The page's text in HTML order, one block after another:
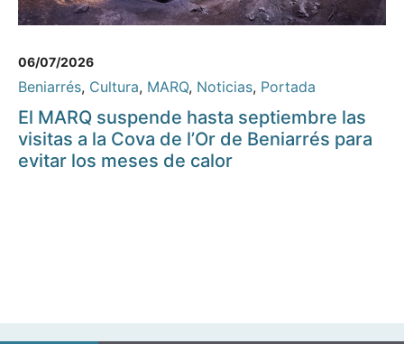
06/07/2026
Beniarrés, Cultura, MARQ, Noticias, Portada
El MARQ suspende hasta septiembre las
visitas a la Cova de l’Or de Beniarrés para
evitar los meses de calor